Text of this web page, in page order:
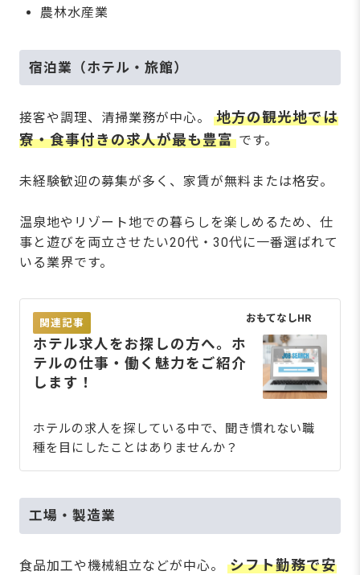
農林水産業
宿泊業（ホテル・旅館）
接客や調理、清掃業務が中心。
地方の観光地では
寮・食事付きの求人が最も豊富 です。
未経験歓迎の募集が多く、家賃が無料または格安。
温泉地やリゾート地での暮らしを楽しめるため、仕
事と遊びを両立させたい20代・30代に一番選ばれて
いる業界です。
関連記事 おもてなしHR
ホテル求人をお探しの方へ。ホ
テルの仕事・働く魅力をご紹介
します！
ホテルの求人を探している中で、聞き慣れない職
種を目にしたことはありませんか？
工場・製造業
食品加工や機械組立などが中心。
シフト勤務で安